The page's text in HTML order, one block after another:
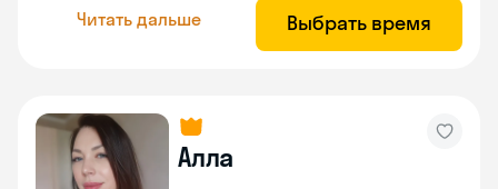
Читать дальше Выбрать время
Алла